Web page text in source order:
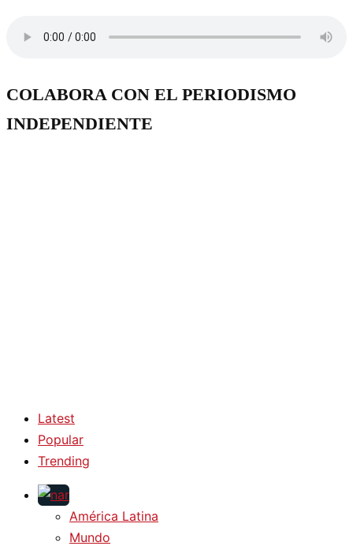
COLABORA CON EL PERIODISMO
INDEPENDIENTE
Latest
Popular
Trending
América Latina
Mundo